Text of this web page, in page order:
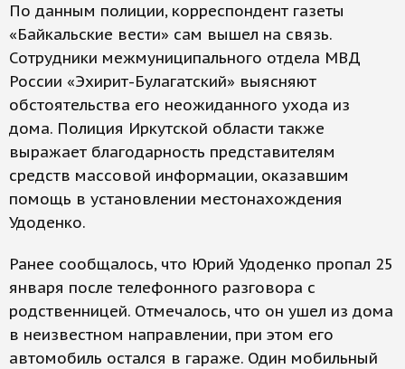
По данным полиции, корреспондент газеты
«Байкальские вести» сам вышел на связь.
Сотрудники межмуниципального отдела МВД
России «Эхирит-Булагатский» выясняют
обстоятельства его неожиданного ухода из
дома. Полиция Иркутской области также
выражает благодарность представителям
средств массовой информации, оказавшим
помощь в установлении местонахождения
Удоденко.
Ранее сообщалось, что Юрий Удоденко пропал 25
января после телефонного разговора с
родственницей. Отмечалось, что он ушел из дома
в неизвестном направлении, при этом его
автомобиль остался в гараже. Один мобильный